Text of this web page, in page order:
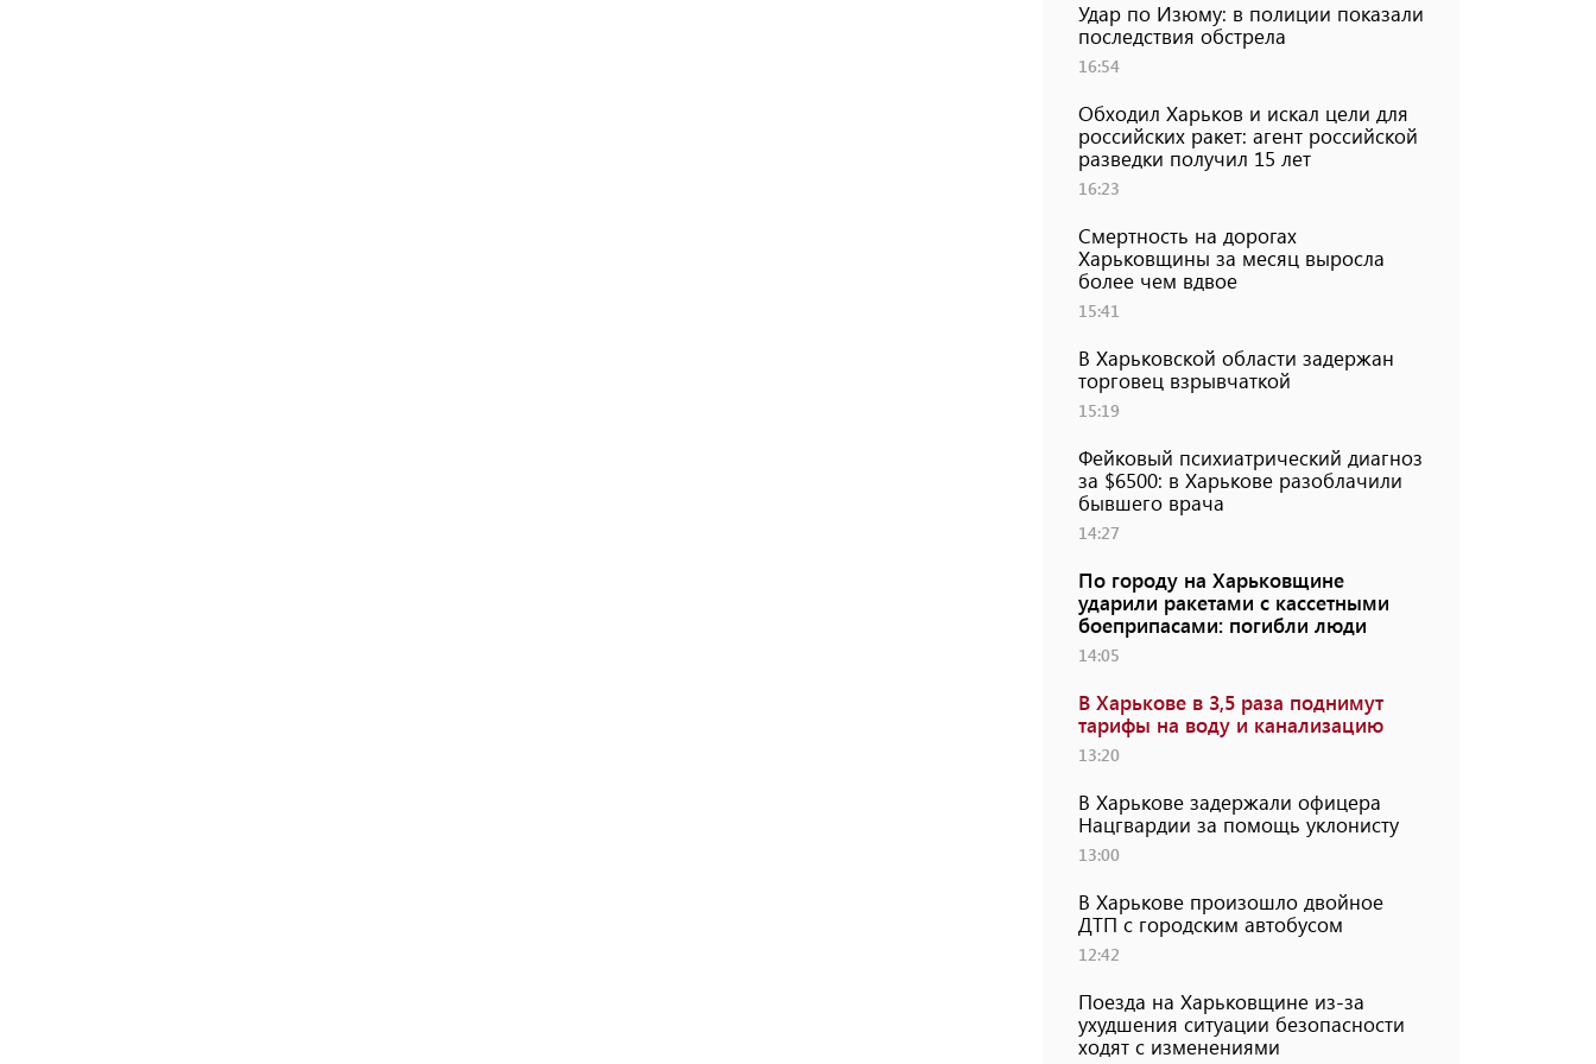
Удар по Изюму: в полиции показали
последствия обстрела
16:54
Обходил Харьков и искал цели для
российских ракет: агент российской
разведки получил 15 лет
16:23
Смертность на дорогах
Харьковщины за месяц выросла
более чем вдвое
15:41
В Харьковской области задержан
торговец взрывчаткой
15:19
Фейковый психиатрический диагноз
за $6500: в Харькове разоблачили
бывшего врача
14:27
По городу на Харьковщине
ударили ракетами с кассетными
боеприпасами: погибли люди
14:05
В Харькове в 3,5 раза поднимут
тарифы на воду и канализацию
13:20
В Харькове задержали офицера
Нацгвардии за помощь уклонисту
13:00
В Харькове произошло двойное
ДТП с городским автобусом
12:42
Поезда на Харьковщине из-за
ухудшения ситуации безопасности
ходят с изменениями